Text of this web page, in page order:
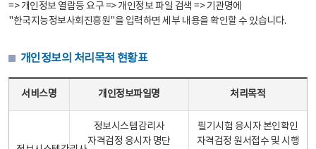
=> 개인정보 열람등 요구 => 개인정보 파일 검색 => 기관명에
"한국지능정보사회진흥원"을 입력하면 세부 내용을 확인할 수 있습니다.
개인정보의 처리목적 현황표
서비스명 개인정보파일명 처리목적
정보시스템감리사
자격검정 응시자 명단
필기시험 응시자 본인확인
자격검정 원서접수 및 시행